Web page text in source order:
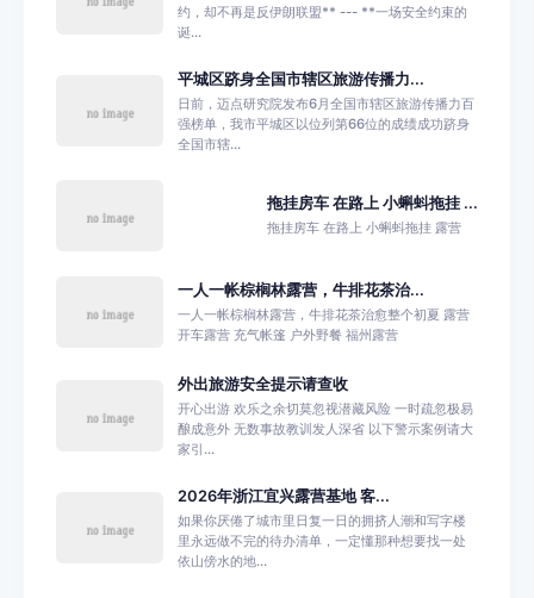
约，却不再是反伊朗联盟** --- **一场安全约束的
诞...
平城区跻身全国市辖区旅游传播力...
日前，迈点研究院发布6月全国市辖区旅游传播力百
强榜单，我市平城区以位列第66位的成绩成功跻身
全国市辖...
拖挂房车 在路上 小蝌蚪拖挂 ...
拖挂房车 在路上 小蝌蚪拖挂 露营
一人一帐棕榈林露营，牛排花茶治...
一人一帐棕榈林露营，牛排花茶治愈整个初夏 露营
开车露营 充气帐篷 户外野餐 福州露营
外出旅游安全提示请查收
开心出游 欢乐之余切莫忽视潜藏风险 一时疏忽极易
酿成意外 无数事故教训发人深省 以下警示案例请大
家引...
2026年浙江宜兴露营基地 客...
如果你厌倦了城市里日复一日的拥挤人潮和写字楼
里永远做不完的待办清单，一定懂那种想要找一处
依山傍水的地...